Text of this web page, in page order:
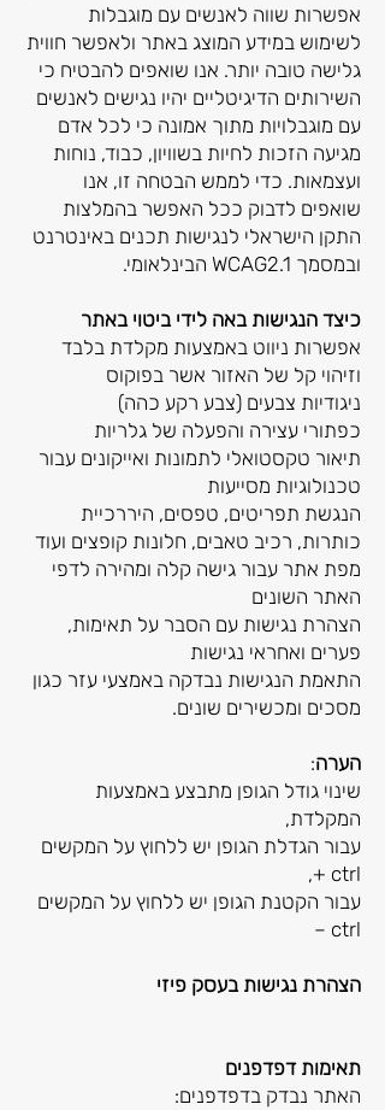
אפשרות שווה לאנשים עם מוגבלות
לשימוש במידע המוצג באתר ולאפשר חווית
גלישה טובה יותר. אנו שואפים להבטיח כי
השירותים הדיגיטליים יהיו נגישים לאנשים
עם מוגבלויות מתוך אמונה כי לכל אדם
מגיעה הזכות לחיות בשוויון, כבוד, נוחות
ועצמאות. כדי לממש הבטחה זו, אנו
שואפים לדבוק ככל האפשר בהמלצות
התקן הישראלי לנגישות תכנים באינטרנט
ובמסמך WCAG2.1 הבינלאומי.
כיצד הנגישות באה לידי ביטוי באתר
אפשרות ניווט באמצעות מקלדת בלבד
וזיהוי קל של האזור אשר בפוקוס
ניגודיות צבעים (צבע רקע כהה)
כפתורי עצירה והפעלה של גלריות
תיאור טקסטואלי לתמונות ואייקונים עבור
טכנולוגיות מסייעות
הנגשת תפריטים, טפסים, היררכיית
כותרות, רכיב טאבים, חלונות קופצים ועוד
מפת אתר עבור גישה קלה ומהירה לדפי
האתר השונים
הצהרת נגישות עם הסבר על תאימות,
פערים ואחראי נגישות
התאמת הנגישות נבדקה באמצעי עזר כגון
מסכים ומכשירים שונים.
הערה:
שינוי גודל הגופן מתבצע באמצעות
המקלדת,
עבור הגדלת הגופן יש ללחוץ על המקשים
ctrl +,
עבור הקטנת הגופן יש ללחוץ על המקשים
ctrl –
הצהרת נגישות בעסק פיזי
תאימות דפדפנים
האתר נבדק בדפדפנים: